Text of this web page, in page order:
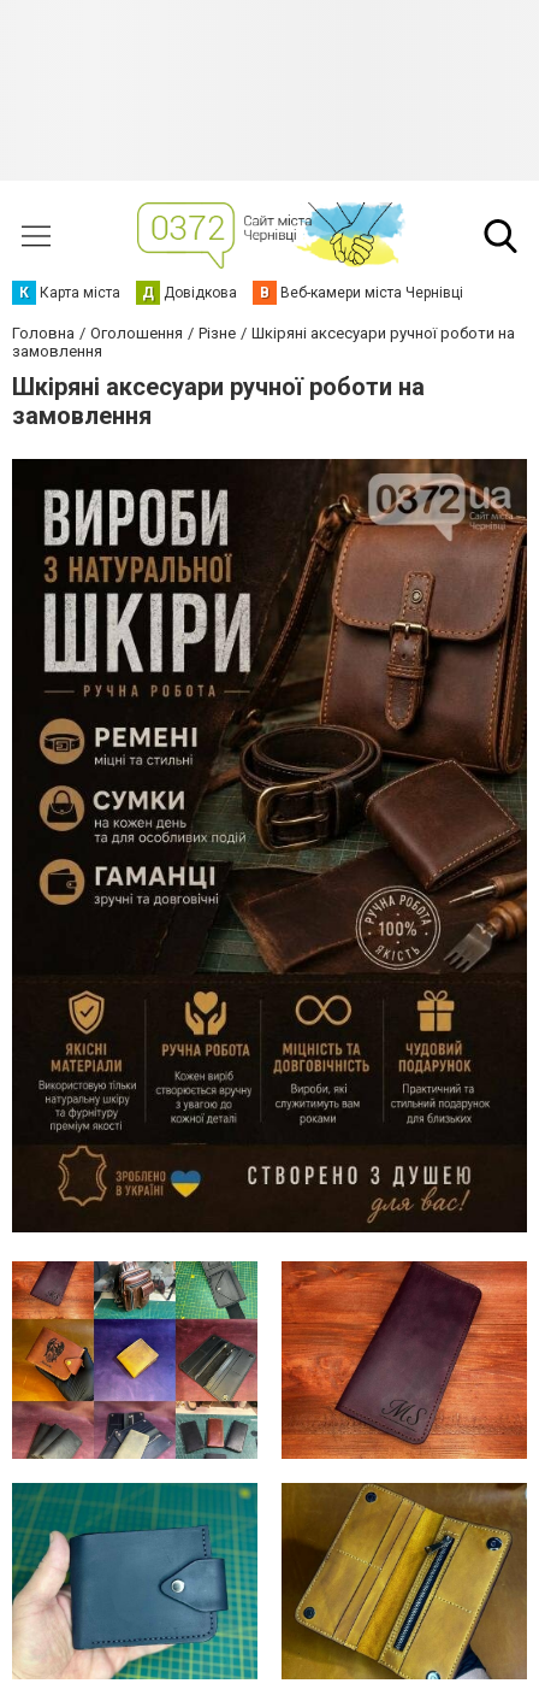
К Карта міста Д Довідкова В Веб-камери міста Чернівці
Головна Оголошення Різне
Шкіряні аксесуари ручної роботи на
замовлення
Шкіряні аксесуари ручної роботи на
замовлення